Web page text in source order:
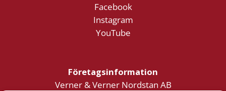
Facebook
Instagram
YouTube
Företagsinformation
Verner & Verner Nordstan AB